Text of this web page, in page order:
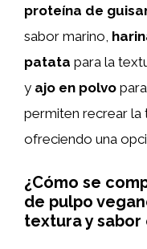
proteína de
sabor marino,
patata para la
y ajo en polvo
permiten recrear la
ofreciendo una
¿Cómo se
de pulpo
textura y sabor